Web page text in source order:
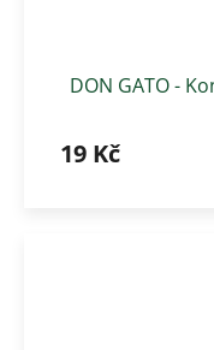
DON GATO -
19 Kč